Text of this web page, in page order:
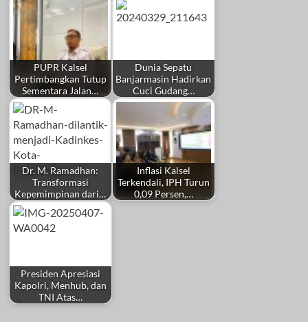
PUPR Kalsel
Pertimbangkan Tutup
Sementara Jalan…
Dunia Sepatu
Banjarmasin Hadirkan
Cuci Gudang…
Dr. M. Ramadhan:
Transformasi
Kepemimpinan dari…
Inflasi Kalsel
Terkendali, IPH Turun
0,09 Persen,…
Presiden Apresiasi
Kapolri, Menhub, dan
TNI Atas…